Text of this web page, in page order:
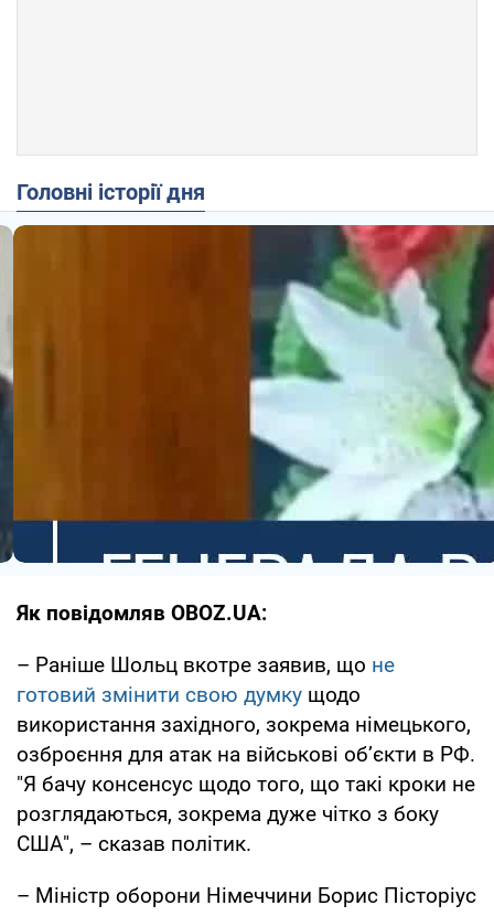
Головні історії дня
Як повідомляв OBOZ.UA:
– Раніше Шольц вкотре заявив, що не
готовий змінити свою думку щодо
використання західного, зокрема німецького,
озброєння для атак на військові об’єкти в РФ.
"Я бачу консенсус щодо того, що такі кроки не
розглядаються, зокрема дуже чітко з боку
США", – сказав політик.
– Міністр оборони Німеччини Борис Пісторіус